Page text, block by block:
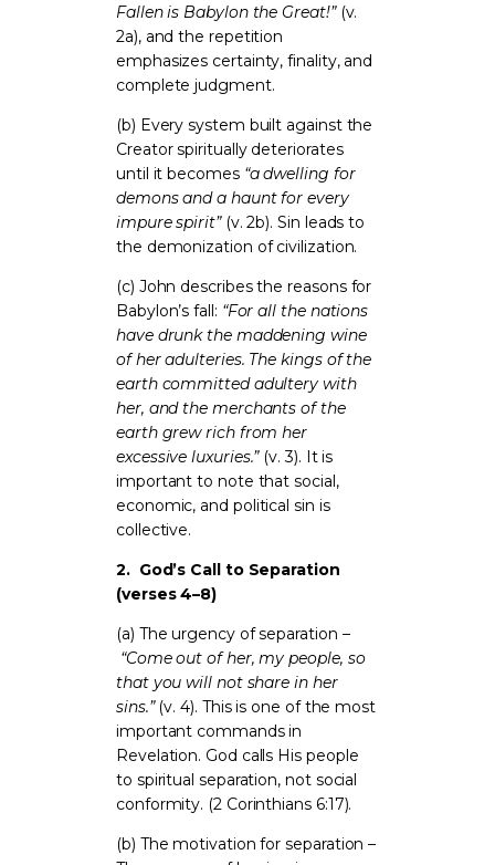
Fallen is Babylon the Great!”(v.
2a), and the repetition
emphasizes certainty, finality, and
complete judgment.
(b) Every system built against the
Creator spiritually deteriorates
until it becomes “a dwelling for
demons and a haunt for every
impure spirit”(v. 2b). Sin leads to
the demonization of civilization.
(c) John describes the reasons for
Babylon’s fall: “For all the nations
have drunk the maddening wine
of her adulteries. The kings of the
earth committed adultery with
her, and the merchants of the
earth grew rich from her
excessive luxuries.”(v. 3). It is
important to note that social,
economic, and political sin is
collective.
2. God’s Call to Separation
(verses 4–8)
(a) The urgency of separation –
“Come out of her, my people, so
that you will not share in her
sins.”(v. 4). This is one of the most
important commands in
Revelation. God calls His people
to spiritual separation, not social
conformity. (2 Corinthians 6:17).
(b) The motivation for separation –